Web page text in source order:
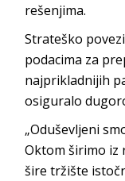
rešenjima.
Strateško
podacima za
najprikladnijih
osiguralo
„Oduševljeni
Oktom širimo iz
šire tržište